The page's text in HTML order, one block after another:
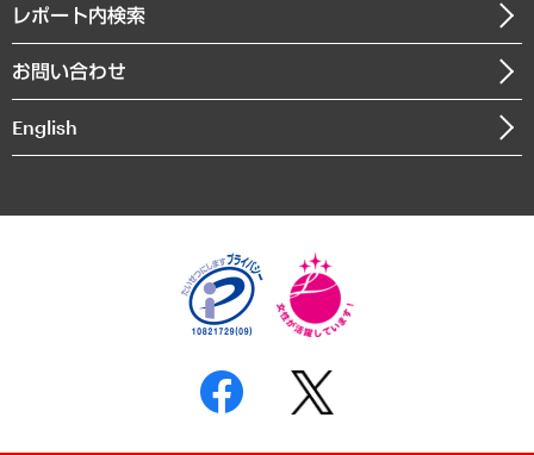
まちづくり・観光・交通・スポーツ・スマートシティ
自然資源・農林水産業・食料システム
沿革
組織図・本部部室紹介
インドネシア現地法人
個人情報保護方針
反社会的勢力に対する基本方針
レポート内検索
お問い合わせ
English